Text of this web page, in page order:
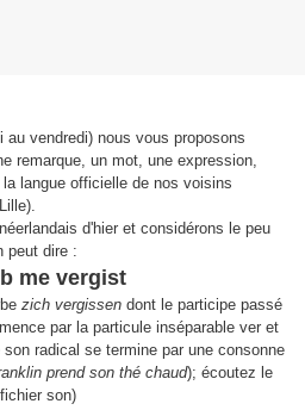
vendredi) nous vous proposons
remarque, un mot, une expression,
langue officielle de nos voisins
d'hier et considérons le peu
peut dire :
me vergist
zich vergissendont le participe passé
par la particule inséparable ver et
radical se termine par une consonne
prend son thé chaud); écoutez le
fichier son)